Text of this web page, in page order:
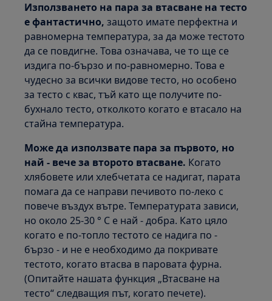
Използването на пара за втасване на тесто
е фантастично, защото имате перфектна и
равномерна температура, за да може тестото
да се повдигне. Това означава, че то ще се
издига по-бързо и по-равномерно. Това е
чудесно за всички видове тесто, но особено
за тесто с квас, тъй като ще получите по-
бухнало тесто, отколкото когато е втасало на
стайна температура.
Може да използвате пара за първото, но
най - вече за второто втасване. Когато
хлябовете или хлебчетата се надигат, парата
помага да се направи печивото по-леко с
повече въздух вътре. Температурата зависи,
но около 25-30 ° C е най - добра. Като цяло
когато е по-топло тестото се надига по -
бързо - и не е необходимо да покривате
тестото, когато втасва в паровата фурна.
(Опитайте нашата функция „Втасване на
тесто“ следващия път, когато печете).